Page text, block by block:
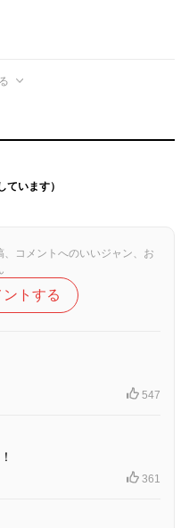
ています）
コメントへのいいジャン、お
トする
547
361